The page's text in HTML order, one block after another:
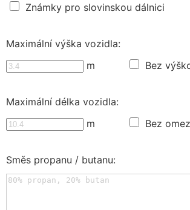
Známky pro slovinskou dálnici
Maximální výška vozidla:
m
Bez
Maximální délka vozidla:
m
Bez
Směs propanu / butanu: